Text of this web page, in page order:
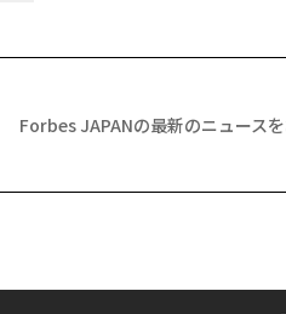
Forbes JAPANの最新のニュース